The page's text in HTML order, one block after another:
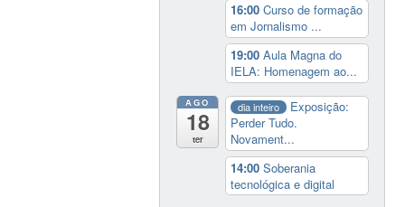
16:00Curso de formação
em Jornalismo ...
19:00Aula Magna do
IELA: Homenagem ao...
AGO
18
ter
dia inteiro
Exposição:
Perder Tudo.
Novament...
14:00Soberania
tecnológica e digital